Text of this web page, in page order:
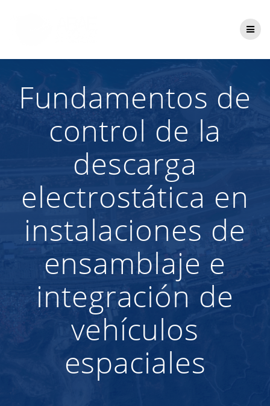
Fundamentos de
control de la
descarga
electrostática en
instalaciones de
ensamblaje e
integración de
vehículos
espaciales